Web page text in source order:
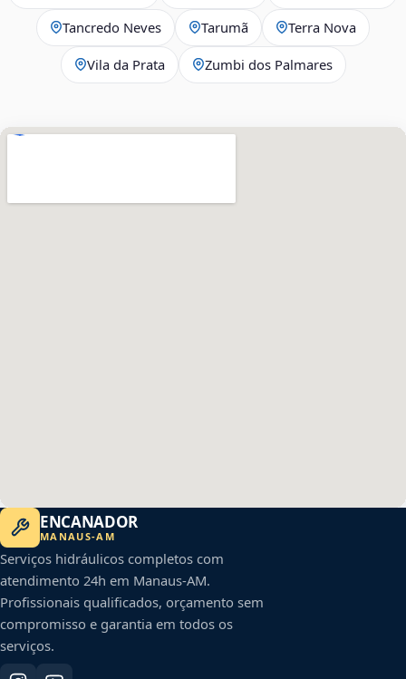
Tancredo Neves Tarumã Terra Nova
Vila da Prata Zumbi dos Palmares
ENCANADOR
MANAUS-AM
Serviços hidráulicos completos com
atendimento 24h em Manaus-AM.
Profissionais qualificados, orçamento sem
compromisso e garantia em todos os
serviços.